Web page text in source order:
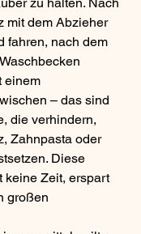
mit dem Abzieher
fahren, nach dem
einem
– das sind
die verhindern,
Zahnpasta oder
Diese
keine Zeit, erspart
großen